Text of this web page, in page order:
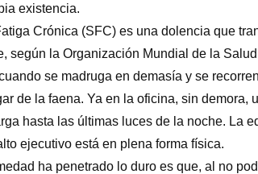
existencia.
Crónica (SFC) es una dolencia que
según la Organización Mundial de la Salud
se madruga en demasía y se
de la faena. Ya en la oficina, sin demora,
hasta las últimas luces de la noche. La
ejecutivo está en plena forma física.
ha penetrado lo duro es que, al no